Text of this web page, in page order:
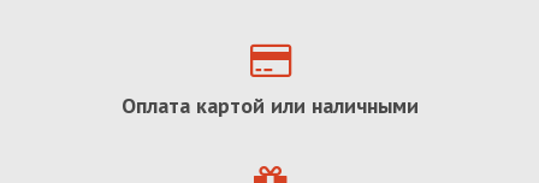
Оплата картой или наличными